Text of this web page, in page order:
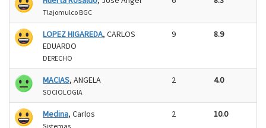
Tlajomulco BGC
LOPEZ HIGAREDA, CARLOS
EDUARDO
DERECHO
9 8.9
MACIAS, ANGELA
SOCIOLOGIA
2 4.0
Medina, Carlos
Sistemas
2 10.0